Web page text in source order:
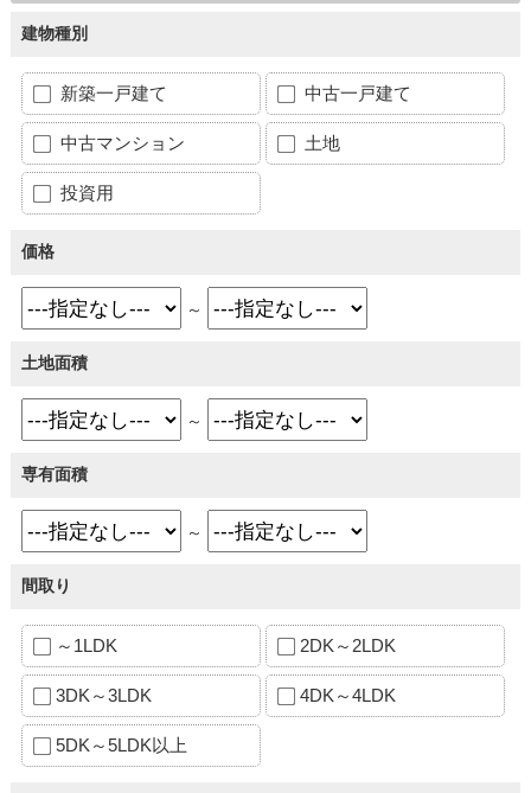
建物種別
新築一戸建て 中古一戸建て
中古マンション 土地
投資用
価格
～
土地面積
～
専有面積
～
間取り
～1LDK 2DK～2LDK
3DK～3LDK 4DK～4LDK
5DK～5LDK以上